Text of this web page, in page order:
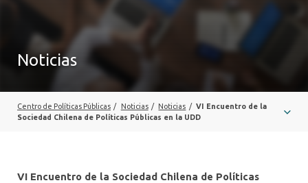
DOCUMENTOS DE TRABAJO
Noticias
Centro de Políticas Públicas / Noticias / Noticias / VI Encuentro de la
Sociedad Chilena de Políticas Públicas en la UDD
VI Encuentro de la Sociedad Chilena de Políticas